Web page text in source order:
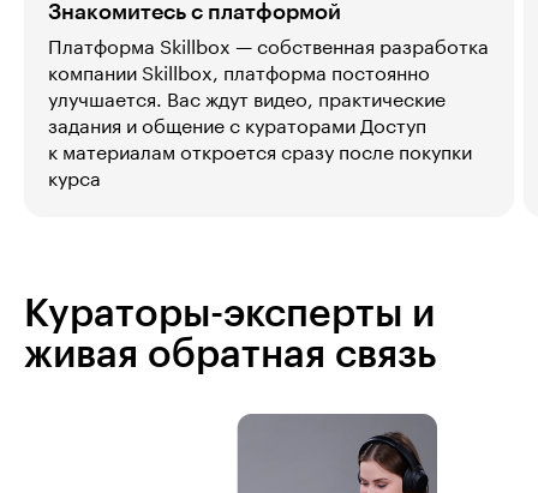
Знакомитесь с платформой
Платформа Skillbox — собственная разработка
компании Skillbox, платформа постоянно
улучшается. Вас ждут видео, практические
задания и общение с кураторами Доступ
к материалам откроется сразу после покупки
курса
Кураторы-эксперты и
живая обратная связь